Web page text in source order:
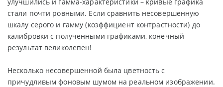
стали почти ровными. Если сравнить несовершенную
шкалу серого и гамму (коэффициент контрастности) до
калибровки с полученными графиками, конечный
результат великолепен!
Несколько несовершенной была цветность с
причудливым фоновым шумом на реальном изображении.